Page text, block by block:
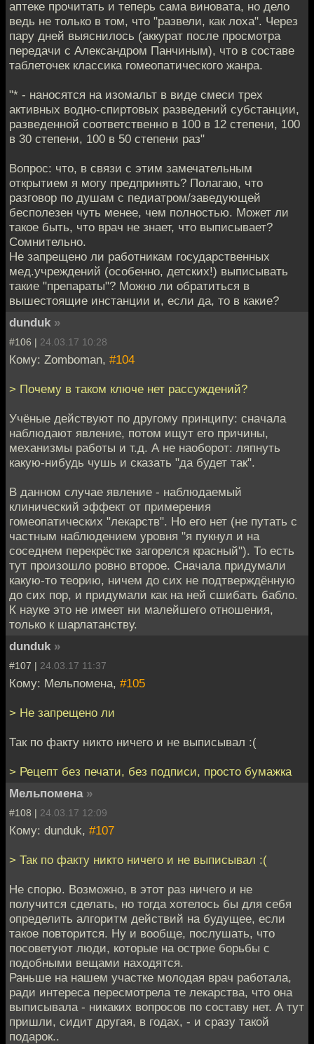
аптеке прочитать и теперь сама виновата, но дело
ведь не только в том, что "развели, как лоха". Через
пару дней выяснилось (аккурат после просмотра
передачи с Александром Панчиным), что в составе
таблеточек классика гомеопатического жанра.
"* - наносятся на изомальт в виде смеси трех
активных водно-спиртовых разведений субстанции,
разведенной соответственно в 100 в 12 степени, 100
в 30 степени, 100 в 50 степени раз"
Вопрос: что, в связи с этим замечательным
открытием я могу предпринять? Полагаю, что
разговор по душам с педиатром/заведующей
бесполезен чуть менее, чем полностью. Может ли
такое быть, что врач не знает, что выписывает?
Сомнительно.
Не запрещено ли работникам государственных
мед.учреждений (особенно, детских!) выписывать
такие "препараты"? Можно ли обратиться в
вышестоящие инстанции и, если да, то в какие?
dunduk »
#106 | 24.03.17 10:28
Кому: Zomboman, #104
> Почему в таком ключе нет рассуждений?
Учёные действуют по другому принципу: сначала
наблюдают явление, потом ищут его причины,
механизмы работы и т.д. А не наоборот: ляпнуть
какую-нибудь чушь и сказать "да будет так".
В данном случае явление - наблюдаемый
клинический эффект от примерения
гомеопатических "лекарств". Но его нет (не путать с
частным наблюдением уровня "я пукнул и на
соседнем перекрёстке загорелся красный"). То есть
тут произошло ровно второе. Сначала придумали
какую-то теорию, ничем до сих не подтверждённую
до сих пор, и придумали как на ней сшибать бабло.
К науке это не имеет ни малейшего отношения,
только к шарлатанству.
dunduk »
#107 | 24.03.17 11:37
Кому: Мельпомена, #105
> Не запрещено ли
Так по факту никто ничего и не выписывал :(
> Рецепт без печати, без подписи, просто бумажка
Мельпомена »
#108 | 24.03.17 12:09
Кому: dunduk, #107
> Так по факту никто ничего и не выписывал :(
Не спорю. Возможно, в этот раз ничего и не
получится сделать, но тогда хотелось бы для себя
определить алгоритм действий на будущее, если
такое повторится. Ну и вообще, послушать, что
посоветуют люди, которые на острие борьбы с
подобными вещами находятся.
Раньше на нашем участке молодая врач работала,
ради интереса пересмотрела те лекарства, что она
выписывала - никаких вопросов по составу нет. А тут
пришли, сидит другая, в годах, - и сразу такой
подарок..